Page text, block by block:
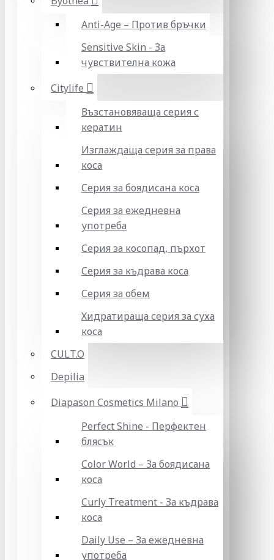
Anti-Age – Против бръчки
Sensitive Skin - За
чувствителна кожа
Citylife
Възстановяваща серия с
кератин
Изглаждаща серия за права
коса
Серия за боядисана коса
Серия за ежедневна
употреба
Серия за косопад, пърхот
Серия за къдрава коса
Серия за обем
Хидратираща серия за суха
коса
CULT.O
Depilia
Diapason Cosmetics Milano
Perfect Shine - Перфектен
блясък
Color World – За боядисана
коса
Curly Treatment - За къдрава
коса
Daily Use – За ежедневна
употреба